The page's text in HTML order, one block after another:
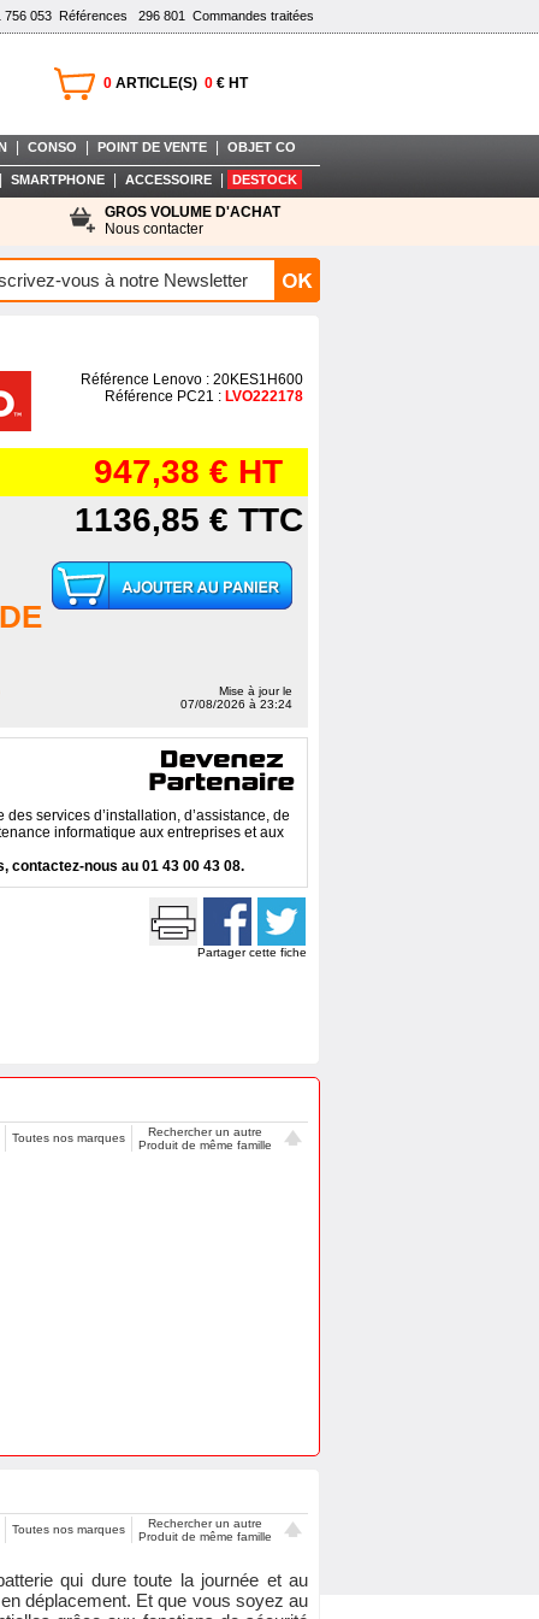
756 053 Références 296 801 Commandes traitées
0 ARTICLE(S) 0 € HT
CONSO POINT DE VENTE OBJET CO
SMARTPHONE ACCESSOIRE DESTOCK
GROS VOLUME D'ACHAT
Nous contacter
Référence Lenovo : 20KES1H600
Référence PC21 : LVO222178
947,38 € HT
1136,85 € TTC
Mise à jour le
07/08/2026 à 23:24
des services d’installation, d’assistance, de
informatique aux entreprises et aux
contactez-nous au 01 43 00 43 08.
Partager cette fiche
Toutes nos marques
Rechercher un autre
Produit de même famille
Toutes nos marques
Rechercher un autre
Produit de même famille
qui dure toute la journée et au
déplacement. Et que vous soyez au